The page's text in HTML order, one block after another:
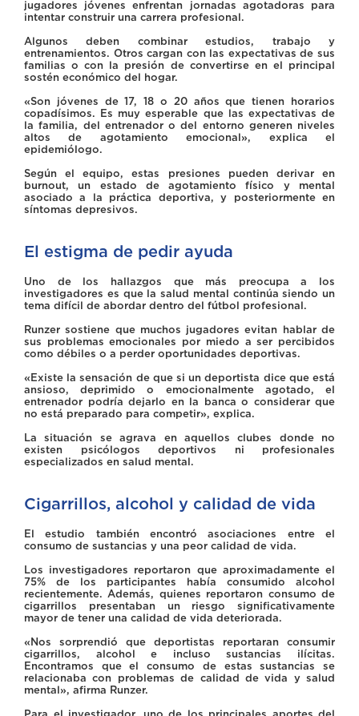
jugadores jóvenes enfrentan jornadas agotadoras para
intentar construir una carrera profesional.
Algunos deben combinar estudios, trabajo y
entrenamientos. Otros cargan con las expectativas de sus
familias o con la presión de convertirse en el principal
sostén económico del hogar.
«Son jóvenes de 17, 18 o 20 años que tienen horarios
copadísimos. Es muy esperable que las expectativas de
la familia, del entrenador o del entorno generen niveles
altos de agotamiento emocional», explica el
epidemiólogo.
Según el equipo, estas presiones pueden derivar en
burnout, un estado de agotamiento físico y mental
asociado a la práctica deportiva, y posteriormente en
síntomas depresivos.
El estigma de pedir ayuda
Uno de los hallazgos que más preocupa a los
investigadores es que la salud mental continúa siendo un
tema difícil de abordar dentro del fútbol profesional.
Runzer sostiene que muchos jugadores evitan hablar de
sus problemas emocionales por miedo a ser percibidos
como débiles o a perder oportunidades deportivas.
«Existe la sensación de que si un deportista dice que está
ansioso, deprimido o emocionalmente agotado, el
entrenador podría dejarlo en la banca o considerar que
no está preparado para competir», explica.
La situación se agrava en aquellos clubes donde no
existen psicólogos deportivos ni profesionales
especializados en salud mental.
Cigarrillos, alcohol y calidad de vida
El estudio también encontró asociaciones entre el
consumo de sustancias y una peor calidad de vida.
Los investigadores reportaron que aproximadamente el
75% de los participantes había consumido alcohol
recientemente. Además, quienes reportaron consumo de
cigarrillos presentaban un riesgo significativamente
mayor de tener una calidad de vida deteriorada.
«Nos sorprendió que deportistas reportaran consumir
cigarrillos, alcohol e incluso sustancias ilícitas.
Encontramos que el consumo de estas sustancias se
relacionaba con problemas de calidad de vida y salud
mental», afirma Runzer.